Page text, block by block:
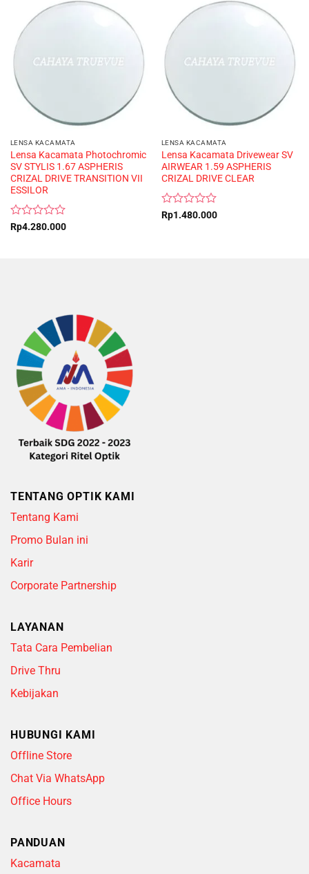
LENSA KACAMATA
Lensa Kacamata Photochromic
SV STYLIS 1.67 ASPHERIS
CRIZAL DRIVE TRANSITION VII
ESSILOR
Rated
Rp4.280.000
LENSA KACAMATA
Lensa Kacamata Drivewear SV
AIRWEAR 1.59 ASPHERIS
CRIZAL DRIVE CLEAR
Rated
Rp1.480.000
TENTANG OPTIK KAMI
Tentang Kami
Promo Bulan ini
Karir
Corporate Partnership
LAYANAN
Tata Cara Pembelian
Drive Thru
Kebijakan
HUBUNGI KAMI
Offline Store
Chat Via WhatsApp
Office Hours
PANDUAN
Kacamata